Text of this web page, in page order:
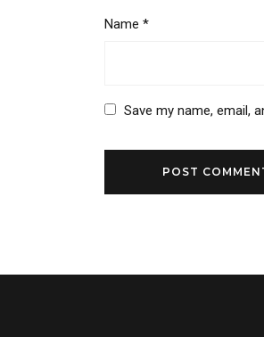
Name *
Save my name, email,